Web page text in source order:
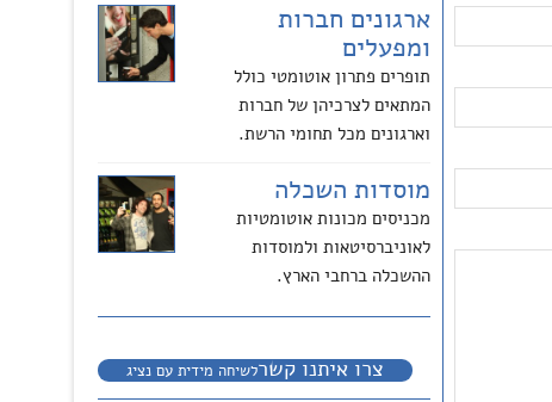
ארגונים חברות
ומפעלים
תופרים פתרון אוטומטי כולל
המתאים לצרכיהן של חברות
וארגונים מכל תחומי הרשת.
מוסדות השכלה
מכניסים מכונות אוטומטיות
לאוניברסיטאות ולמוסדות
ההשכלה ברחבי הארץ.
צרו איתנו קשרלשיחה מידית עם נציג